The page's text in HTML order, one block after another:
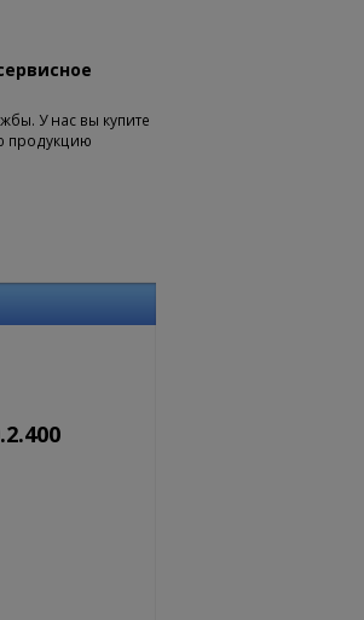
У нас вы купите
продукцию